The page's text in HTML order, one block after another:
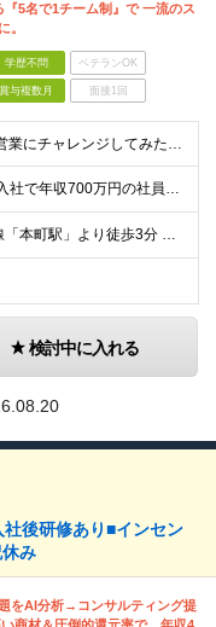
『5名で1チーム制』で 一流のス
。
学歴不問 ベテランOK
賞与複数月 面接1回
【 完全未経験歓迎！ 営業にチャレンジしてみたい方歓迎 】 ◆学歴・経歴不問 ◆第二新卒歓迎 ◆人物重視の採用です！ ▼こんな方はぜひご応募ください ◎誠実な姿勢を持った方 ◎素直な方 ◎思いやり
◆入社2年目・未経験入社で年収700万円の社員も 月給：25万円～30万円＋賞与（年2回）＋インセンティブ(平均：月25万～70万)＋随時昇給 ※経験・スキルを考慮して決定いたします ※上記には固
【 転勤なし・御堂筋線「本町駅」より徒歩3分 】 ■本社： 大阪府大阪市中央区淡路町3丁目6-3 御堂筋MTRビル1階 ≪アクセスの良さ抜群！≫ ★大阪の2大主要駅「淀屋橋」「本町」の ちょうど中
検討中に入れる
後研修あり■インセン
み
題をAI分析→コンサルティング提